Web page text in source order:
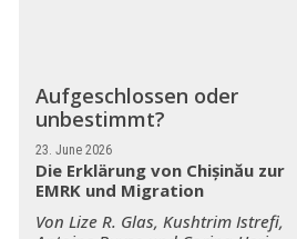
Aufgeschlossen oder
unbestimmt?
23. June 2026
Die Erklärung von Chișinău zur
EMRK und Migration
Von Lize R. Glas, Kushtrim Istrefi,